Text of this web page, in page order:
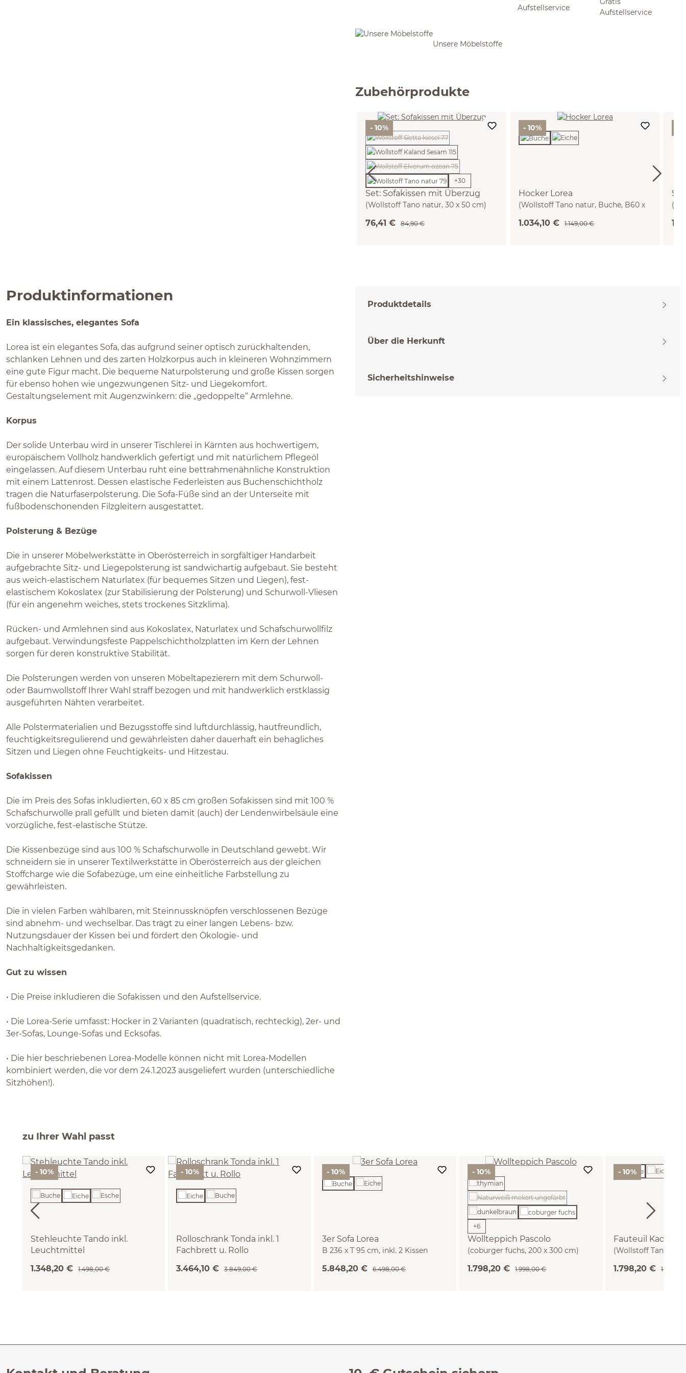
Aufstellservice
Unsere Möbelstoffe
Zubehörprodukte
- 10%
Set: Sofakissen mit Überzug
(Wollstoff Tano natur, 30 x 50 cm)
+30
76,41 € 84,90 €
- 10%
Hocker Lorea
(Wollstoff Tano natur, Buche, B60 x
1.034,10 € 1.149,00 €
Produktinformationen
Ein klassisches, elegantes Sofa
Lorea ist ein elegantes Sofa, das aufgrund seiner optisch zurückhaltenden,
schlanken Lehnen und des zarten Holzkorpus auch in kleineren Wohnzimmern
eine gute Figur macht. Die bequeme Naturpolsterung und große Kissen sorgen
für ebenso hohen wie ungezwungenen Sitz- und Liegekomfort.
Gestaltungselement mit Augenzwinkern: die „gedoppelte“ Armlehne.
Korpus
Der solide Unterbau wird in unserer Tischlerei in Kärnten aus hochwertigem,
europäischem Vollholz handwerklich gefertigt und mit natürlichem Pflegeöl
eingelassen. Auf diesem Unterbau ruht eine bettrahmenähnliche Konstruktion
mit einem Lattenrost. Dessen elastische Federleisten aus Buchenschichtholz
tragen die Naturfaserpolsterung. Die Sofa-Füße sind an der Unterseite mit
fußbodenschonenden Filzgleitern ausgestattet.
Polsterung & Bezüge
Die in unserer Möbelwerkstätte in Oberösterreich in sorgfältiger Handarbeit
aufgebrachte Sitz- und Liegepolsterung ist sandwichartig aufgebaut. Sie besteht
aus weich-elastischem Naturlatex (für bequemes Sitzen und Liegen), fest-
elastischem Kokoslatex (zur Stabilisierung der Polsterung) und Schurwoll-Vliesen
(für ein angenehm weiches, stets trockenes Sitzklima).
Rücken- und Armlehnen sind aus Kokoslatex, Naturlatex und Schafschurwollfilz
aufgebaut. Verwindungsfeste Pappelschichtholzplatten im Kern der Lehnen
sorgen für deren konstruktive Stabilität.
Die Polsterungen werden von unseren Möbeltapezierern mit dem Schurwoll-
oder Baumwollstoff Ihrer Wahl straff bezogen und mit handwerklich erstklassig
ausgeführten Nähten verarbeitet.
Alle Polstermaterialien und Bezugsstoffe sind luftdurchlässig, hautfreundlich,
feuchtigkeitsregulierend und gewährleisten daher dauerhaft ein behagliches
Sitzen und Liegen ohne Feuchtigkeits- und Hitzestau.
Sofakissen
Die im Preis des Sofas inkludierten, 60 x 85 cm großen Sofakissen sind mit 100 %
Schafschurwolle prall gefüllt und bieten damit (auch) der Lendenwirbelsäule eine
vorzügliche, fest-elastische Stütze.
Die Kissenbezüge sind aus 100 % Schafschurwolle in Deutschland gewebt. Wir
schneidern sie in unserer Textilwerkstätte in Oberösterreich aus der gleichen
Stoffcharge wie die Sofabezüge, um eine einheitliche Farbstellung zu
gewährleisten.
Die in vielen Farben wählbaren, mit Steinnussknöpfen verschlossenen Bezüge
sind abnehm- und wechselbar. Das trägt zu einer langen Lebens- bzw.
Nutzungsdauer der Kissen bei und fördert den Ökologie- und
Nachhaltigkeitsgedanken.
Gut zu wissen
• Die Preise inkludieren die Sofakissen und den Aufstellservice.
• Die Lorea-Serie umfasst: Hocker in 2 Varianten (quadratisch, rechteckig), 2er- und
3er-Sofas, Lounge-Sofas und Ecksofas.
• Die hier beschriebenen Lorea-Modelle können nicht mit Lorea-Modellen
kombiniert werden, die vor dem 24.1.2023 ausgeliefert wurden (unterschiedliche
Sitzhöhen!).
Produktdetails
Über die Herkunft
Sicherheitshinweise
zu Ihrer Wahl passt
- 10%
Stehleuchte Tando inkl.
Leuchtmittel
1.348,20 € 1.498,00 €
- 10%
Rolloschrank Tonda inkl. 1
Fachbrett u. Rollo
3.464,10 € 3.849,00 €
- 10%
3er Sofa Lorea
B 236 x T 95 cm, inkl. 2 Kissen
haselnuss, Buche)
5.848,20 € 6.498,00 €
- 10%
Wollteppich Pascolo
(coburger fuchs, 200 x 300 cm)
(Diese Option ist zurzeit nicht verfügbar.)
+6
1.798,20 € 1.998,00 €
- 10%
Fauteuil Kador
(Wollstoff Tano
1.798,20 €